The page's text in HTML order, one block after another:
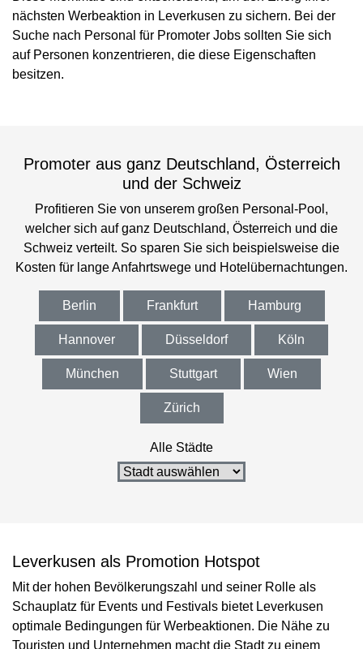
nächsten Werbeaktion in Leverkusen zu sichern. Bei der
Suche nach Personal für Promoter Jobs sollten Sie sich
auf Personen konzentrieren, die diese Eigenschaften
besitzen.
Promoter aus ganz Deutschland, Österreich
und der Schweiz
Profitieren Sie von unserem großen Personal-Pool,
welcher sich auf ganz Deutschland, Österreich und die
Schweiz verteilt. So sparen Sie sich beispielsweise die
Kosten für lange Anfahrtswege und Hotelübernachtungen.
Berlin Frankfurt Hamburg
Hannover Düsseldorf Köln
München Stuttgart Wien
Zürich
Alle Städte
Leverkusen als Promotion Hotspot
Mit der hohen Bevölkerungszahl und seiner Rolle als
Schauplatz für Events und Festivals bietet Leverkusen
optimale Bedingungen für Werbeaktionen. Die Nähe zu
Touristen und Unternehmen macht die Stadt zu einem